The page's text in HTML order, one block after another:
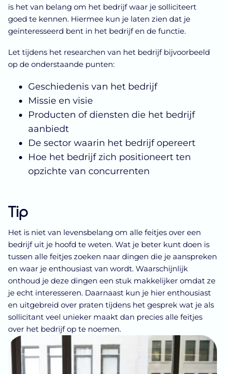
is het van belang om het bedrijf waar je solliciteert
goed te kennen. Hiermee kun je laten zien dat je
geïnteresseerd bent in het bedrijf en de functie.
Let tijdens het researchen van het bedrijf bijvoorbeeld
op de onderstaande punten:
Geschiedenis van het bedrijf
Missie en visie
Producten of diensten die het bedrijf
aanbiedt
De sector waarin het bedrijf opereert
Hoe het bedrijf zich positioneert ten
opzichte van concurrenten
Tip
Het is niet van levensbelang om alle feitjes over een
bedrijf uit je hoofd te weten. Wat je beter kunt doen is
tussen alle feitjes zoeken naar dingen die je aanspreken
en waar je enthousiast van wordt. Waarschijnlijk
onthoud je deze dingen een stuk makkelijker omdat ze
je echt interesseren. Daarnaast kun je hier enthousiast
en uitgebreid over praten tijdens het gesprek wat je als
sollicitant veel unieker maakt dan precies alle feitjes
over het bedrijf op te noemen.